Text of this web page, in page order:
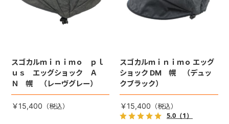
スゴカルｍｉｎｉｍｏ ｐｌ
ｕｓ エッグショック Ａ
Ｎ 幌 （レーヴグレー）
￥15,400
スゴカルｍｉｎｉｍｏ エッグ
ショック DM 幌 （デュッ
クブラック）
￥15,400
5.0（1）